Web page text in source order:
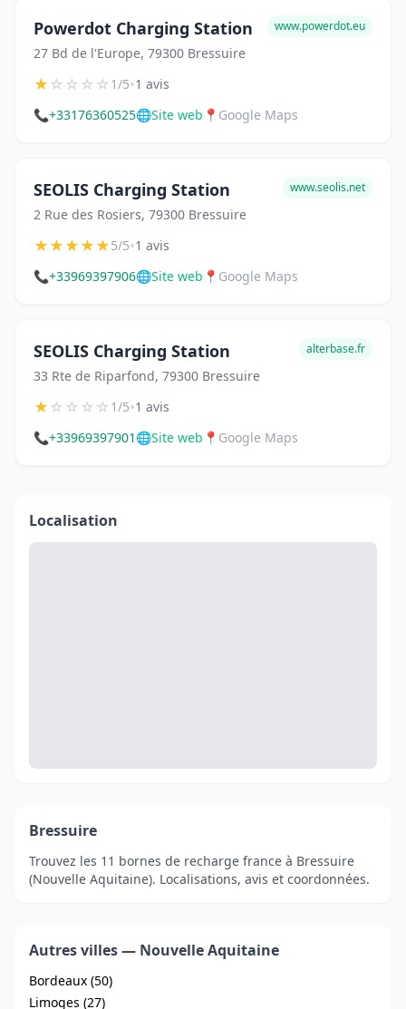
Powerdot Charging Station
27 Bd de l'Europe, 79300 Bressuire
www.powerdot.eu
★☆☆☆☆1/5•1 avis
📞+33176360525🌐Site web 📍 Google Maps
SEOLIS Charging Station
2 Rue des Rosiers, 79300 Bressuire
www.seolis.net
★★★★★5/5•1 avis
📞+33969397906🌐Site web 📍 Google Maps
SEOLIS Charging Station
33 Rte de Riparfond, 79300 Bressuire
alterbase.fr
★☆☆☆☆1/5•1 avis
📞+33969397901 🌐Site web 📍 Google Maps
Localisation
Bressuire
Trouvez les 11 bornes de recharge france à Bressuire
(Nouvelle Aquitaine). Localisations, avis et coordonnées.
Autres villes — Nouvelle Aquitaine
Bordeaux (50)
Limoges (27)